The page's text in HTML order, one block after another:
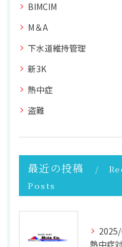
BIMCIM
M＆A
下水道維持管理
新3K
熱中症
盗難
最近の投稿
Posts